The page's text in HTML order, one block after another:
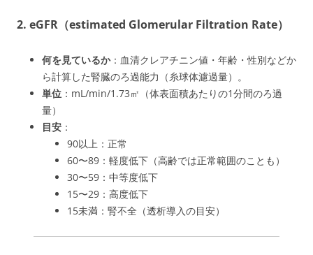
2. eGFR（estimated Glomerular Filtration Rate）
何を見ているか：血清クレアチニン値・年齢・性別などか
ら計算した腎臓のろ過能力（糸球体濾過量）。
単位 ：mL/min/1.73㎡（体表面積あたりの1分間のろ過
量）
目安 ：
90以上：正常
60〜89：軽度低下（高齢では正常範囲のことも）
30〜59：中等度低下
15〜29：高度低下
15未満：腎不全（透析導入の目安）